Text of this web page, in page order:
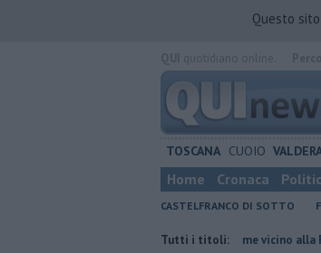
Questo
TOSCANA CUOIO
Home Cronaca
CASTELFRANCO DI SOTTO
Tutti i titoli:
Sterpaglie in fiamme vicino alla FiPiLi